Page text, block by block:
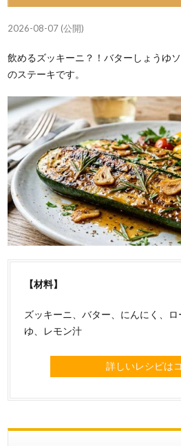
2026-08-07 (公開)
飲めるズッキーニ？！バターしょうゆ
のステーキです。
【材料】
ズッキーニ、バター、にんにく、
ゆ、レモン汁
詳しいレシピは